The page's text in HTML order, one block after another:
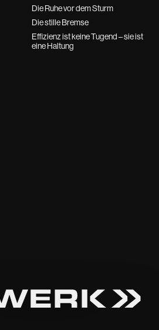
Die Ruhe vor dem Sturm
Die stille Bremse
Effizienz ist keine Tugend – sie ist
eine Haltung